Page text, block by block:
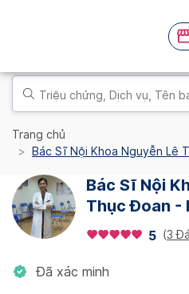
Trang chủ
Bác Sĩ Nội Khoa Nguyễn Lê
Bác Sĩ Nội
Thục Đoan -
5 (3
Đã xác minh